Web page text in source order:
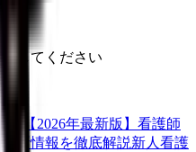
してください
【2026年最新版】 看護師
新情報を徹底解説新人看護